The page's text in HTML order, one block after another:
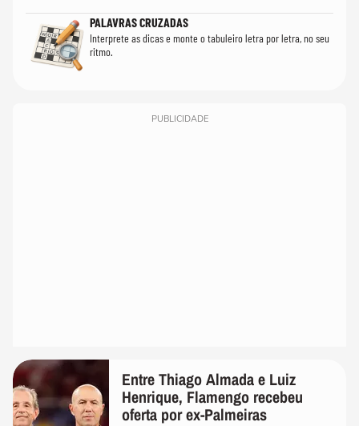
PALAVRAS CRUZADAS
Interprete as dicas e monte o tabuleiro letra por letra, no seu
ritmo.
PUBLICIDADE
Entre Thiago Almada e Luiz
Henrique, Flamengo recebeu
oferta por ex-Palmeiras